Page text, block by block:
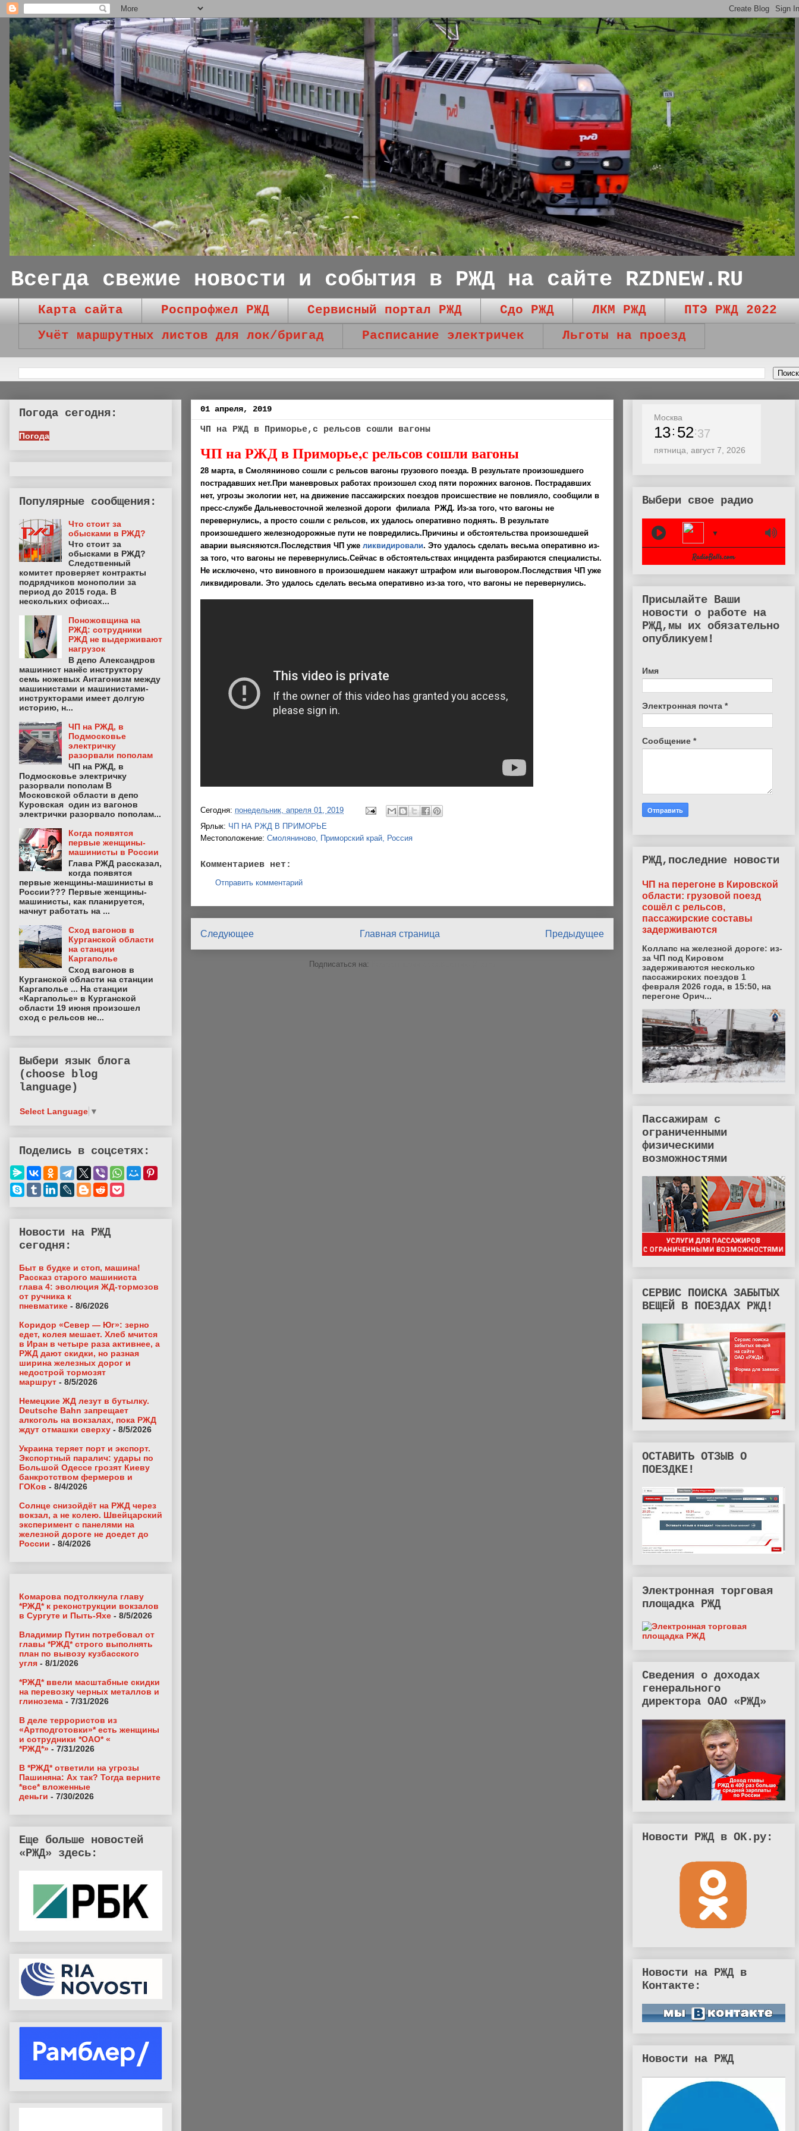
Всегда свежие новости и события в РЖД на сайте RZDNEW.RU
Карта сайта Роспрофжел РЖД Сервисный портал РЖД Сдо РЖД ЛКМ РЖД
ПТЭ РЖД 2022
Учёт маршрутных листов для лок/бригад
Расписание электричек Льготы на проезд
01 апреля, 2019
ЧП на РЖД в Приморье,с рельсов сошли вагоны
ЧП на РЖД в Приморье,с рельсов сошли вагоны
28 марта, в Смоляниново сошли с рельсов вагоны грузового поезда. В результате произошедшего
пострадавших нет. При маневровых работах произошел сход пяти порожних вагонов. Пострадавших
нет, угрозы экологии нет, на движение пассажирских поездов происшествие не повлияло, сообщили в
пресс-службе Дальневосточной железной дороги филиала РЖД. Из-за того, что вагоны не
перевернулись, а просто сошли с рельсов, их удалось оперативно поднять. В результате
произошедшего железнодорожные пути не повредились.Причины и обстоятельства произошедшей
аварии выясняются. Последствия ЧП уже ликвидировали. Это удалось сделать весьма оперативно из-
за того, что вагоны не перевернулись.Сейчас в обстоятельствах инцидента разбираются специалисты.
Не исключено, что виновного в произошедшем накажут штрафом или выговором. Последствия ЧП уже
ликвидировали. Это удалось сделать весьма оперативно из-за того, что вагоны не перевернулись.
Сегодня: понедельник, апреля 01, 2019
Ярлык: ЧП НА РЖД В ПРИМОРЬЕ
Местоположение: Смоляниново, Приморский край, Россия
Комментариев нет:
Отправить комментарий
Следующее Предыдущее
Главная страница
Подписаться на:
Погода сегодня:
Погода
Популярные сообщения:
Что стоит за
обысками в РЖД?
Что стоит за
обысками в РЖД?
Следственный
комитет проверяет контракты
подрядчиков монополии за
период до 2015 года. В
нескольких офисах...
Поножовщина на
РЖД: сотрудники
РЖД не выдерживают
нагрузок
В депо Александров
машинист нанёс инструктору
семь ножевых Антагонизм между
машинистами и машинистами-
инструкторами имеет долгую
историю, н...
ЧП на РЖД, в
Подмосковье
электричку
разорвали пополам
ЧП на РЖД, в
Подмосковье электричку
разорвали пополам В
Московской области в депо
Куровская один из вагонов
электрички разорвало пополам...
Когда появятся
первые женщины-
машинисты в России
Глава РЖД рассказал,
когда появятся
первые женщины-машинисты в
России??? Первые женщины-
машинисты, как планируется,
начнут работать на ...
Сход вагонов в
Курганской области
на станции
Каргаполье
Сход вагонов в
Курганской области на станции
Каргаполье ... На станции
«Каргаполье» в Курганской
области 19 июня произошел
сход с рельсов не...
Выбери язык блога
(choose blog
language)
Select Language ▼
Поделись в соцсетях:
Новости на РЖД
сегодня:
Быт в будке и стоп, машина!
Рассказ старого машиниста
глава 4: эволюция ЖД-тормозов
от ручника к
пневматике - 8/6/2026
Коридор «Север — Юг»: зерно
едет, колея мешает. Хлеб мчится
в Иран в четыре раза активнее, а
РЖД дают скидки, но разная
ширина железных дорог и
недострой тормозят
маршрут - 8/5/2026
Немецкие ЖД лезут в бутылку.
Deutsche Bahn запрещает
алкоголь на вокзалах, пока РЖД
ждут отмашки сверху - 8/5/2026
Украина теряет порт и экспорт.
Экспортный паралич: удары по
Большой Одессе грозят Киеву
банкротством фермеров и
ГОКов - 8/4/2026
Солнце снизойдёт на РЖД через
вокзал, а не колею. Швейцарский
эксперимент с панелями на
железной дороге не доедет до
России - 8/4/2026
Комарова подтолкнула главу
*РЖД* к реконструкции вокзалов
в Сургуте и Пыть-Яхе - 8/5/2026
Владимир Путин потребовал от
главы *РЖД* строго выполнять
план по вывозу кузбасского
угля - 8/1/2026
*РЖД* ввели масштабные скидки
на перевозку черных металлов и
глинозема - 7/31/2026
В деле террористов из
«Артподготовки»* есть женщины
и сотрудники *ОАО* «
*РЖД*» - 7/31/2026
В *РЖД* ответили на угрозы
Пашиняна: Ах так? Тогда верните
*все* вложенные
деньги - 7/30/2026
Еще больше новостей
«РЖД» здесь:
Москва
13 52 38
пятница, август 7, 2026
Выбери свое радио
▼
Присылайте Ваши
новости о работе на
РЖД,мы их обязательно
опубликуем!
Имя
Электронная почта *
Сообщение *
РЖД,последние новости
ЧП на перегоне в Кировской
области: грузовой поезд
сошёл с рельсов,
пассажирские составы
задерживаются
Коллапс на железной дороге: из-
за ЧП под Кировом
задерживаются несколько
пассажирских поездов 1
февраля 2026 года, в 15:50, на
перегоне Орич...
Пассажирам с
ограниченными
физическими
возможностями
СЕРВИС ПОИСКА ЗАБЫТЫХ
ВЕЩЕЙ В ПОЕЗДАХ РЖД!
ОСТАВИТЬ ОТЗЫВ О
ПОЕЗДКЕ!
Электронная торговая
площадка РЖД
Сведения о доходах
генерального
директора ОАО «РЖД»
Новости РЖД в ОК.ру:
Новости на РЖД в
Контакте:
Новости на РЖД